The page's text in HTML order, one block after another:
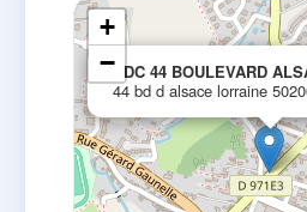
SDC 44 BOULEVARD
44 bd d alsace lorraine
+
−